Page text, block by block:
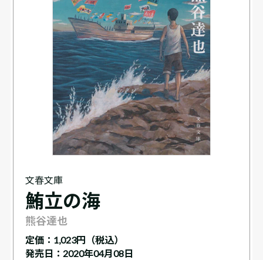
文春文庫
鮪立の海
熊谷達也
定価： 1,023円（税込）
発売日：2020年04月08日